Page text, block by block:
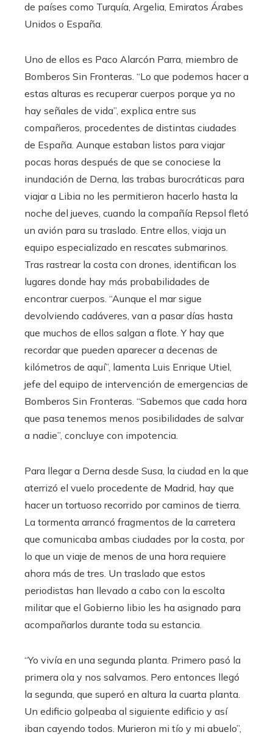
de países como Turquía, Argelia, Emiratos Árabes
Unidos o España.
Uno de ellos es Paco Alarcón Parra, miembro de
Bomberos Sin Fronteras. “Lo que podemos hacer a
estas alturas es recuperar cuerpos porque ya no
hay señales de vida”, explica entre sus
compañeros, procedentes de distintas ciudades
de España. Aunque estaban listos para viajar
pocas horas después de que se conociese la
inundación de Derna, las trabas burocráticas para
viajar a Libia no les permitieron hacerlo hasta la
noche del jueves, cuando la compañía Repsol fletó
un avión para su traslado. Entre ellos, viaja un
equipo especializado en rescates submarinos.
Tras rastrear la costa con drones, identifican los
lugares donde hay más probabilidades de
encontrar cuerpos. “Aunque el mar sigue
devolviendo cadáveres, van a pasar días hasta
que muchos de ellos salgan a flote. Y hay que
recordar que pueden aparecer a decenas de
kilómetros de aquí”, lamenta Luis Enrique Utiel,
jefe del equipo de intervención de emergencias de
Bomberos Sin Fronteras. “Sabemos que cada hora
que pasa tenemos menos posibilidades de salvar
a nadie”, concluye con impotencia.
Para llegar a Derna desde Susa, la ciudad en la que
aterrizó el vuelo procedente de Madrid, hay que
hacer un tortuoso recorrido por caminos de tierra.
La tormenta arrancó fragmentos de la carretera
que comunicaba ambas ciudades por la costa, por
lo que un viaje de menos de una hora requiere
ahora más de tres. Un traslado que estos
periodistas han llevado a cabo con la escolta
militar que el Gobierno libio les ha asignado para
acompañarlos durante toda su estancia.
“Yo vivía en una segunda planta. Primero pasó la
primera ola y nos salvamos. Pero entonces llegó
la segunda, que superó en altura la cuarta planta.
Un edificio golpeaba al siguiente edificio y así
iban cayendo todos. Murieron mi tío y mi abuelo”,